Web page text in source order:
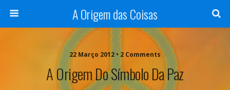
A Origem das Coisas
22 Março 2012 • 2 Comments
A Origem Do Símbolo Da Paz